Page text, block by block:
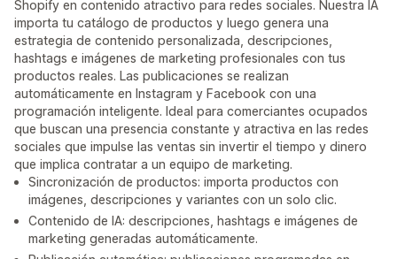
Shopify en contenido atractivo para redes sociales. Nuestra IA
importa tu catálogo de productos y luego genera una
estrategia de contenido personalizada, descripciones,
hashtags e imágenes de marketing profesionales con tus
productos reales. Las publicaciones se realizan
automáticamente en Instagram y Facebook con una
programación inteligente. Ideal para comerciantes ocupados
que buscan una presencia constante y atractiva en las redes
sociales que impulse las ventas sin invertir el tiempo y dinero
que implica contratar a un equipo de marketing.
Sincronización de productos: importa productos con
imágenes, descripciones y variantes con un solo clic.
Contenido de IA: descripciones, hashtags e imágenes de
marketing generadas automáticamente.